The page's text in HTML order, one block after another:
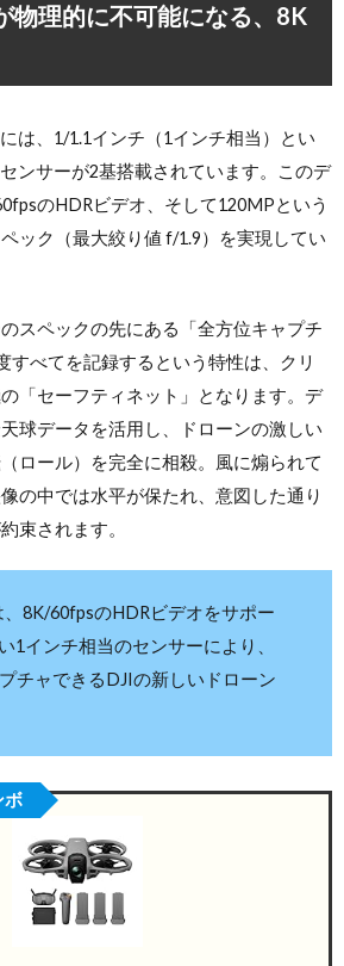
物理的に不可能になる、8K
は、1/1.1インチ（1インチ相当）とい
ンサーが2基搭載されています。このデ
のHDRビデオ、そして120MPという
ック（最大絞り値 f/1.9）を実現してい
スペックの先にある「全方位キャプチ
すべてを記録するという特性は、クリ
「セーフティネット」となります。デ
球データを活用し、ドローンの激しい
ロール）を完全に相殺。風に煽られて
の中では水平が保たれ、意図した通り
束されます。
、8K/60fpsのHDRビデオをサポー
1インチ相当のセンサーにより、
チャできるDJIの新しいドローン
ボ